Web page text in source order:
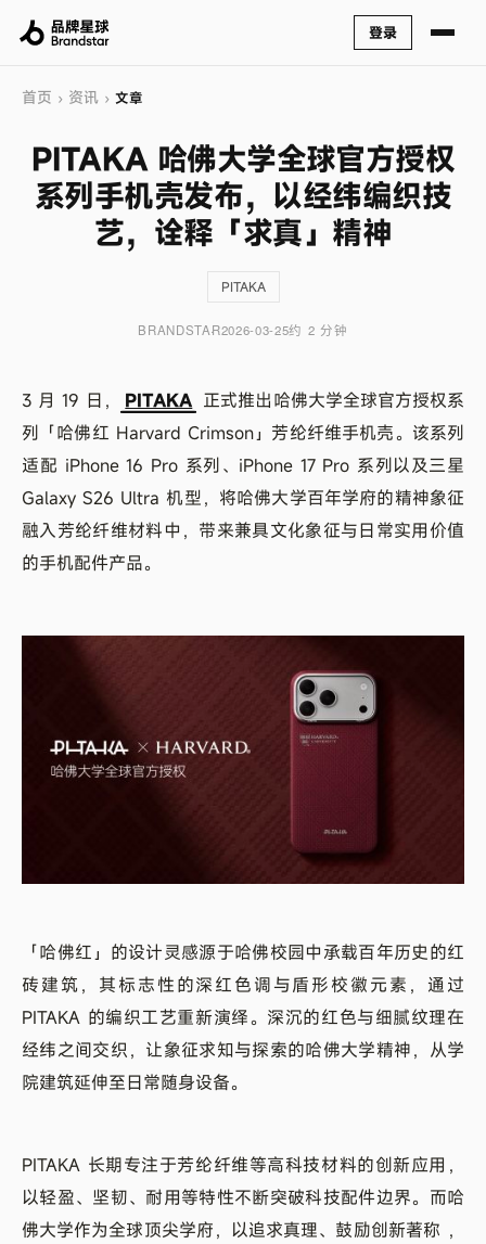
登录
首页 › 资讯 › 文章
PITAKA 哈佛大学全球官方授权
系列手机壳发布，以经纬编织技
艺，诠释「求真」精神
PITAKA
BRANDSTAR2026-03-25约 2 分钟
3 月 19 日， PITAKA 正式推出哈佛大学全球官方授权系
列「哈佛红 Harvard Crimson」芳纶纤维手机壳。该系列
适配 iPhone 16 Pro 系列、iPhone 17 Pro 系列以及三星
Galaxy S26 Ultra 机型，将哈佛大学百年学府的精神象征
融入芳纶纤维材料中，带来兼具文化象征与日常实用价值
的手机配件产品。
「哈佛红」的设计灵感源于哈佛校园中承载百年历史的红
砖建筑，其标志性的深红色调与盾形校徽元素，通过
PITAKA 的编织工艺重新演绎。深沉的红色与细腻纹理在
经纬之间交织，让象征求知与探索的哈佛大学精神，从学
院建筑延伸至日常随身设备。
PITAKA 长期专注于芳纶纤维等高科技材料的创新应用，
以轻盈、坚韧、耐用等特性不断突破科技配件边界。而哈
佛大学作为全球顶尖学府，以追求真理、鼓励创新著称 ，